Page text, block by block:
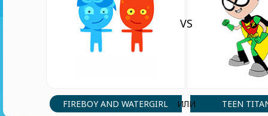
FIREBOY AND WATERGIRL
VS
ИЛИ TEEN